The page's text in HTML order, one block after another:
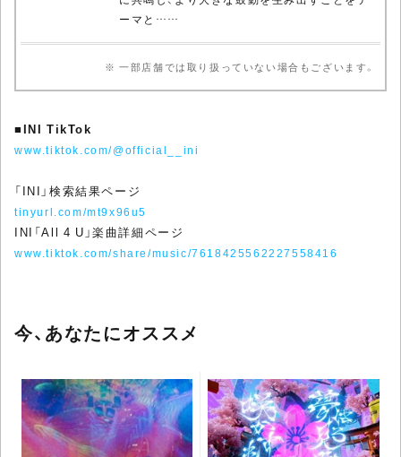
ーマと……
※ 一部店舗では取り扱っていない場合もございます。
■INI TikTok
www.tiktok.com/@official__ini
「INI」検索結果ページ
tinyurl.com/mt9x96u5
INI「All 4 U」楽曲詳細ページ
www.tiktok.com/share/music/7618425562227558416
今、あなたにオススメ